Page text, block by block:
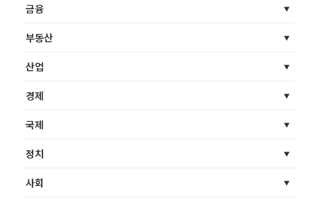
금융
부동산
산업
경제
국제
정치
사회